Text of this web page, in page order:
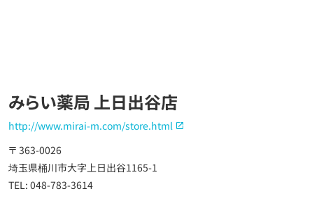
みらい薬局 上日出谷店
http://www.mirai-m.com/store.html
〒 363-0026
埼玉県桶川市大字上日出谷1165-1
TEL: 048-783-3614